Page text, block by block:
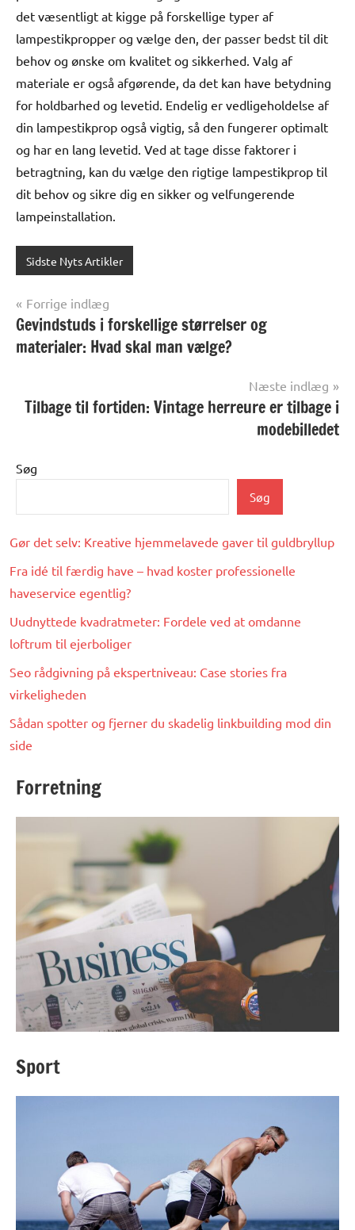
det væsentligt at kigge på forskellige typer af
lampestikpropper og vælge den, der passer bedst til dit
behov og ønske om kvalitet og sikkerhed. Valg af
materiale er også afgørende, da det kan have betydning
for holdbarhed og levetid. Endelig er vedligeholdelse af
din lampestikprop også vigtig, så den fungerer optimalt
og har en lang levetid. Ved at tage disse faktorer i
betragtning, kan du vælge den rigtige lampestikprop til
dit behov og sikre dig en sikker og velfungerende
lampeinstallation.
Sidste Nyts Artikler
Indlægsnavigation
Forrige indlæg
Gevindstuds i forskellige størrelser og
materialer: Hvad skal man vælge?
Næste indlæg
Tilbage til fortiden: Vintage herreure er tilbage i
modebilledet
Søg
Søg
Gør det selv: Kreative hjemmelavede gaver til guldbryllup
Fra idé til færdig have – hvad koster professionelle
haveservice egentlig?
Uudnyttede kvadratmeter: Fordele ved at omdanne
loftrum til ejerboliger
Seo rådgivning på ekspertniveau: Case stories fra
virkeligheden
Sådan spotter og fjerner du skadelig linkbuilding mod din
side
Forretning
Sport